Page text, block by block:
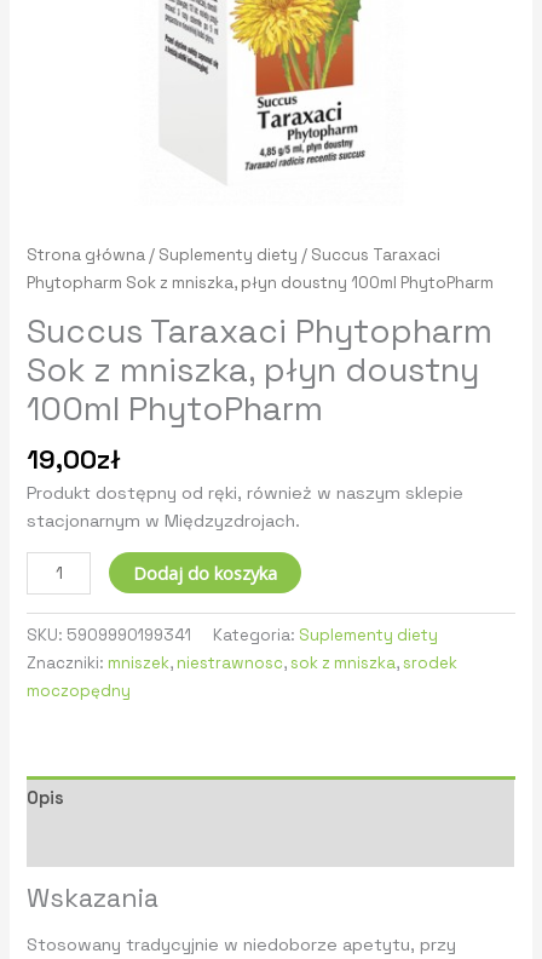
Strona główna / Suplementy diety / Succus Taraxaci
Phytopharm Sok z mniszka, płyn doustny 100ml PhytoPharm
Succus Taraxaci Phytopharm
Sok z mniszka, płyn doustny
100ml PhytoPharm
19,00zł
Produkt dostępny od ręki, również w naszym sklepie
stacjonarnym w Międzyzdrojach.
Dodaj do koszyka
SKU: 5909990199341 Kategoria: Suplementy diety
Znaczniki: mniszek, niestrawnosc,sok z mniszka,srodek
moczopędny
Opis
Wskazania
Stosowany tradycyjnie w niedoborze apetytu, przy